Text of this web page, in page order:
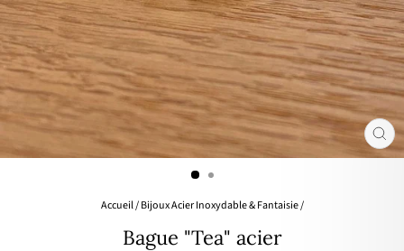
Accueil/ Bijoux Acier Inoxydable & Fantaisie/
Bague "Tea" acier